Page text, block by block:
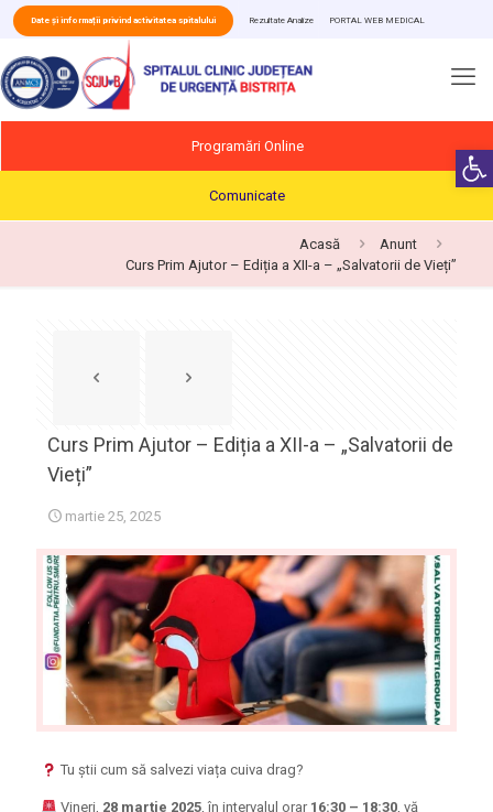
Date și informații privind activitatea spitalului Rezultate Analize PORTAL WEB MEDICAL
Programări Online
Comunicate
Acasă
Anunt
Curs Prim Ajutor – Ediția a XII-a – „Salvatorii de Vieți”
Curs Prim Ajutor – Ediția a XII-a – „Salvatorii de
Vieți”
martie 25, 2025
Tu știi cum să salvezi viața cuiva drag?
Vineri, 28 martie 2025, în intervalul orar 16:30 – 18:30, vă